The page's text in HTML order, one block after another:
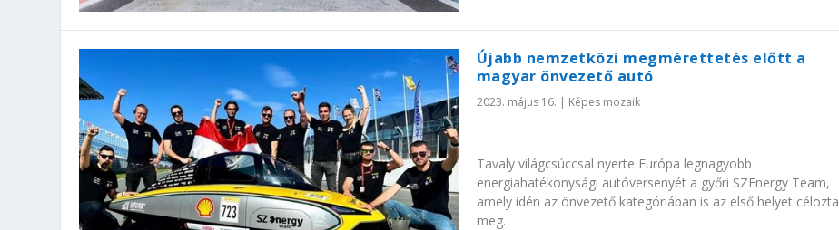
Újabb nemzetközi megmérettetés előtt a
magyar önvezető autó
2023. május 16. | Képes mozaik
Tavaly világcsúccsal nyerte Európa legnagyobb
energiahatékonysági autóversenyét a győri SZEnergy Team,
amely idén az önvezető kategóriában is az első helyet célozta
meg.